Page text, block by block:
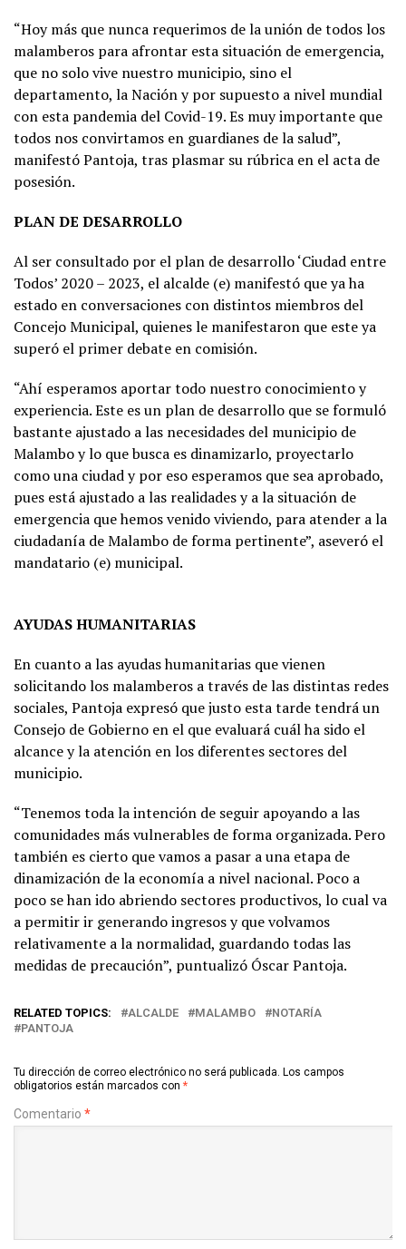
“Hoy más que nunca requerimos de la unión de todos los
malamberos para afrontar esta situación de emergencia,
que no solo vive nuestro municipio, sino el
departamento, la Nación y por supuesto a nivel mundial
con esta pandemia del Covid-19. Es muy importante que
todos nos convirtamos en guardianes de la salud”,
manifestó Pantoja, tras plasmar su rúbrica en el acta de
posesión.
PLAN DE DESARROLLO
Al ser consultado por el plan de desarrollo ‘Ciudad entre
Todos’ 2020 – 2023, el alcalde (e) manifestó que ya ha
estado en conversaciones con distintos miembros del
Concejo Municipal, quienes le manifestaron que este ya
superó el primer debate en comisión.
“Ahí esperamos aportar todo nuestro conocimiento y
experiencia. Este es un plan de desarrollo que se formuló
bastante ajustado a las necesidades del municipio de
Malambo y lo que busca es dinamizarlo, proyectarlo
como una ciudad y por eso esperamos que sea aprobado,
pues está ajustado a las realidades y a la situación de
emergencia que hemos venido viviendo, para atender a la
ciudadanía de Malambo de forma pertinente”, aseveró el
mandatario (e) municipal.
AYUDAS HUMANITARIAS
En cuanto a las ayudas humanitarias que vienen
solicitando los malamberos a través de las distintas redes
sociales, Pantoja expresó que justo esta tarde tendrá un
Consejo de Gobierno en el que evaluará cuál ha sido el
alcance y la atención en los diferentes sectores del
municipio.
“Tenemos toda la intención de seguir apoyando a las
comunidades más vulnerables de forma organizada. Pero
también es cierto que vamos a pasar a una etapa de
dinamización de la economía a nivel nacional. Poco a
poco se han ido abriendo sectores productivos, lo cual va
a permitir ir generando ingresos y que volvamos
relativamente a la normalidad, guardando todas las
medidas de precaución”, puntualizó Óscar Pantoja.
RELATED TOPICS: ALCALDE MALAMBO
NOTARÍA
PANTOJA
Tu dirección de correo electrónico no será publicada. Los campos
obligatorios están marcados con *
Comentario *